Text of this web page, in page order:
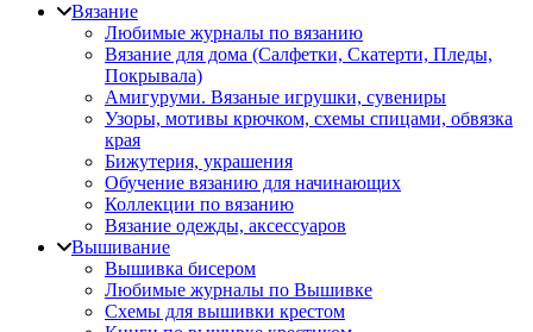
Вязание
Любимые журналы по вязанию
Вязание для дома (Салфетки, Скатерти, Пледы,
Покрывала)
Амигуруми. Вязаные игрушки, сувениры
Узоры, мотивы крючком, схемы спицами, обвязка
края
Бижутерия, украшения
Обучение вязанию для начинающих
Коллекции по вязанию
Вязание одежды, аксессуаров
Вышивание
Вышивка бисером
Любимые журналы по Вышивке
Схемы для вышивки крестом